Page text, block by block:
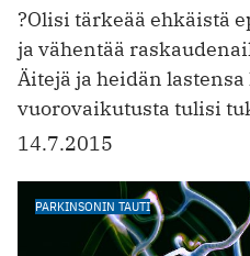
?Olisi tärkeää ehkäistä
ja vähentää
Äitejä ja heidän
vuorovaikutusta tulisi
14.7.2015
PARKINSONIN TAUTI